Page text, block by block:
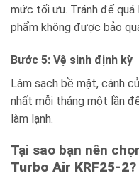
mức tối ưu. Tránh để quá
phẩm không được bảo
Bước 5: Vệ sinh định kỳ
Làm sạch bề mặt, cánh
nhất mỗi tháng một lần
làm lạnh.
Tại sao bạn nên
Turbo Air KRF25-2?